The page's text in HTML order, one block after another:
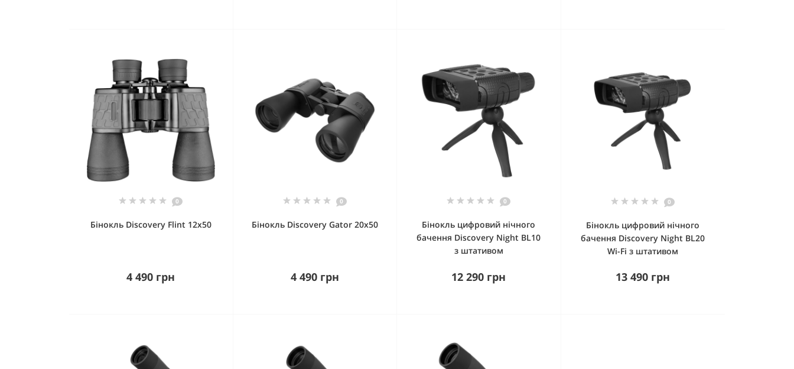
0
Бінокль Discovery Flint 12x50
4 490 грн
0
Бінокль Discovery Gator 20x50
4 490 грн
0
Бінокль цифровий нічного
бачення Discovery Night BL10
з штативом
12 290 грн
0
Бінокль цифровий нічного
бачення Discovery Night BL20
Wi-Fi з штативом
13 490 грн